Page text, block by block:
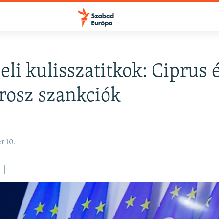
kulisszatitkok: Ciprus
szankciók
10.
FELIRATKOZÁS